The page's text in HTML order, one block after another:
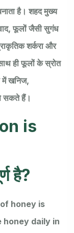
है। शहद मुख्य
फूलों जैसी सुगंध
शर्करा और
ही फूलों के स्रोत
में खनिज,
सकते हैं।
is
है?
honey is
honey daily in